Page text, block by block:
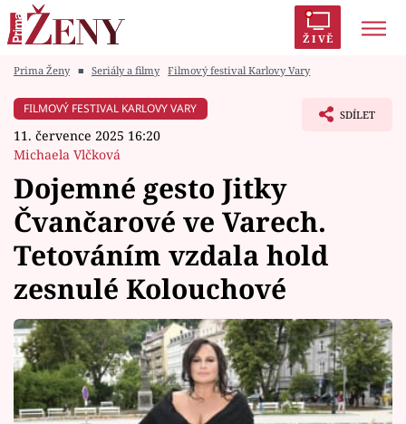
ŽIVĚ
Módní alarm
Zrádci Proměny
Témata
Celebrity
Vztahy
Seriály
Horoskopy
Prima Ženy ■ Seriály a filmy Filmový festival Karlovy Vary
FILMOVÝ FESTIVAL KARLOVY VARY
11. července 2025 16:20
Michaela Vlčková
SDÍLET
Dojemné gesto Jitky
Čvančarové ve Varech.
Tetováním vzdala hold
zesnulé Kolouchové